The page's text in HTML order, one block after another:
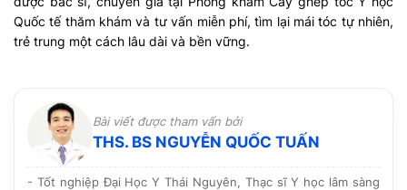
Quốc tế thăm khám và tư vấn miễn phí, tìm lại mái tóc tự nhiên,
trẻ trung một cách lâu dài và bền vững.
Bài viết được tham vấn bởi
THS. BS NGUYỄN QUỐC TUẤN
- Tốt nghiệp Đại Học Y Thái Nguyên, Thạc sĩ Y học lâm sàng